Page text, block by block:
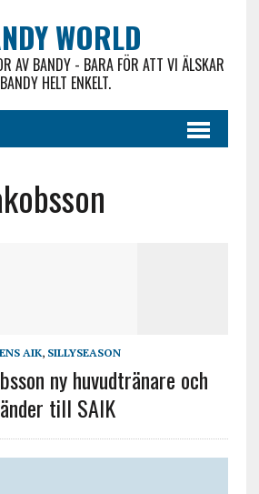
WORLD
AV BANDY - BARA FÖR ATT VI ÄLSKAR
BANDY HELT ENKELT.
AIK, SILLYSEASON
ny huvudtränare och
till SAIK